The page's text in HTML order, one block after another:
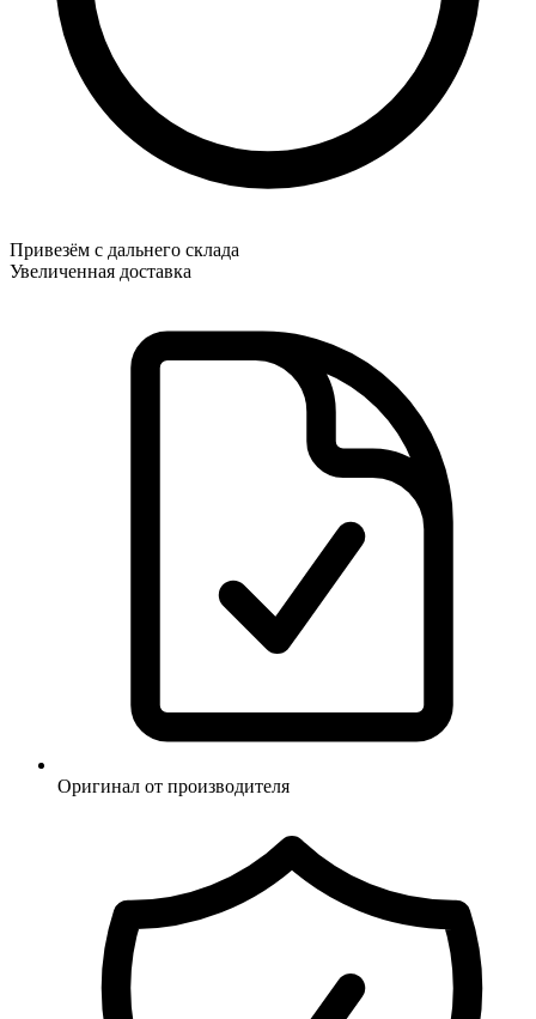
Привезём с дальнего склада
Увеличенная доставка
Оригинал от производителя